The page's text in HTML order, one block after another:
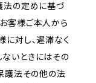
法の定めに基づ
客様ご本人から
に対し、遅滞なく
いときにはその
護法その他の法